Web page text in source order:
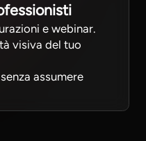
e webinar.
visiva del tuo
assumere